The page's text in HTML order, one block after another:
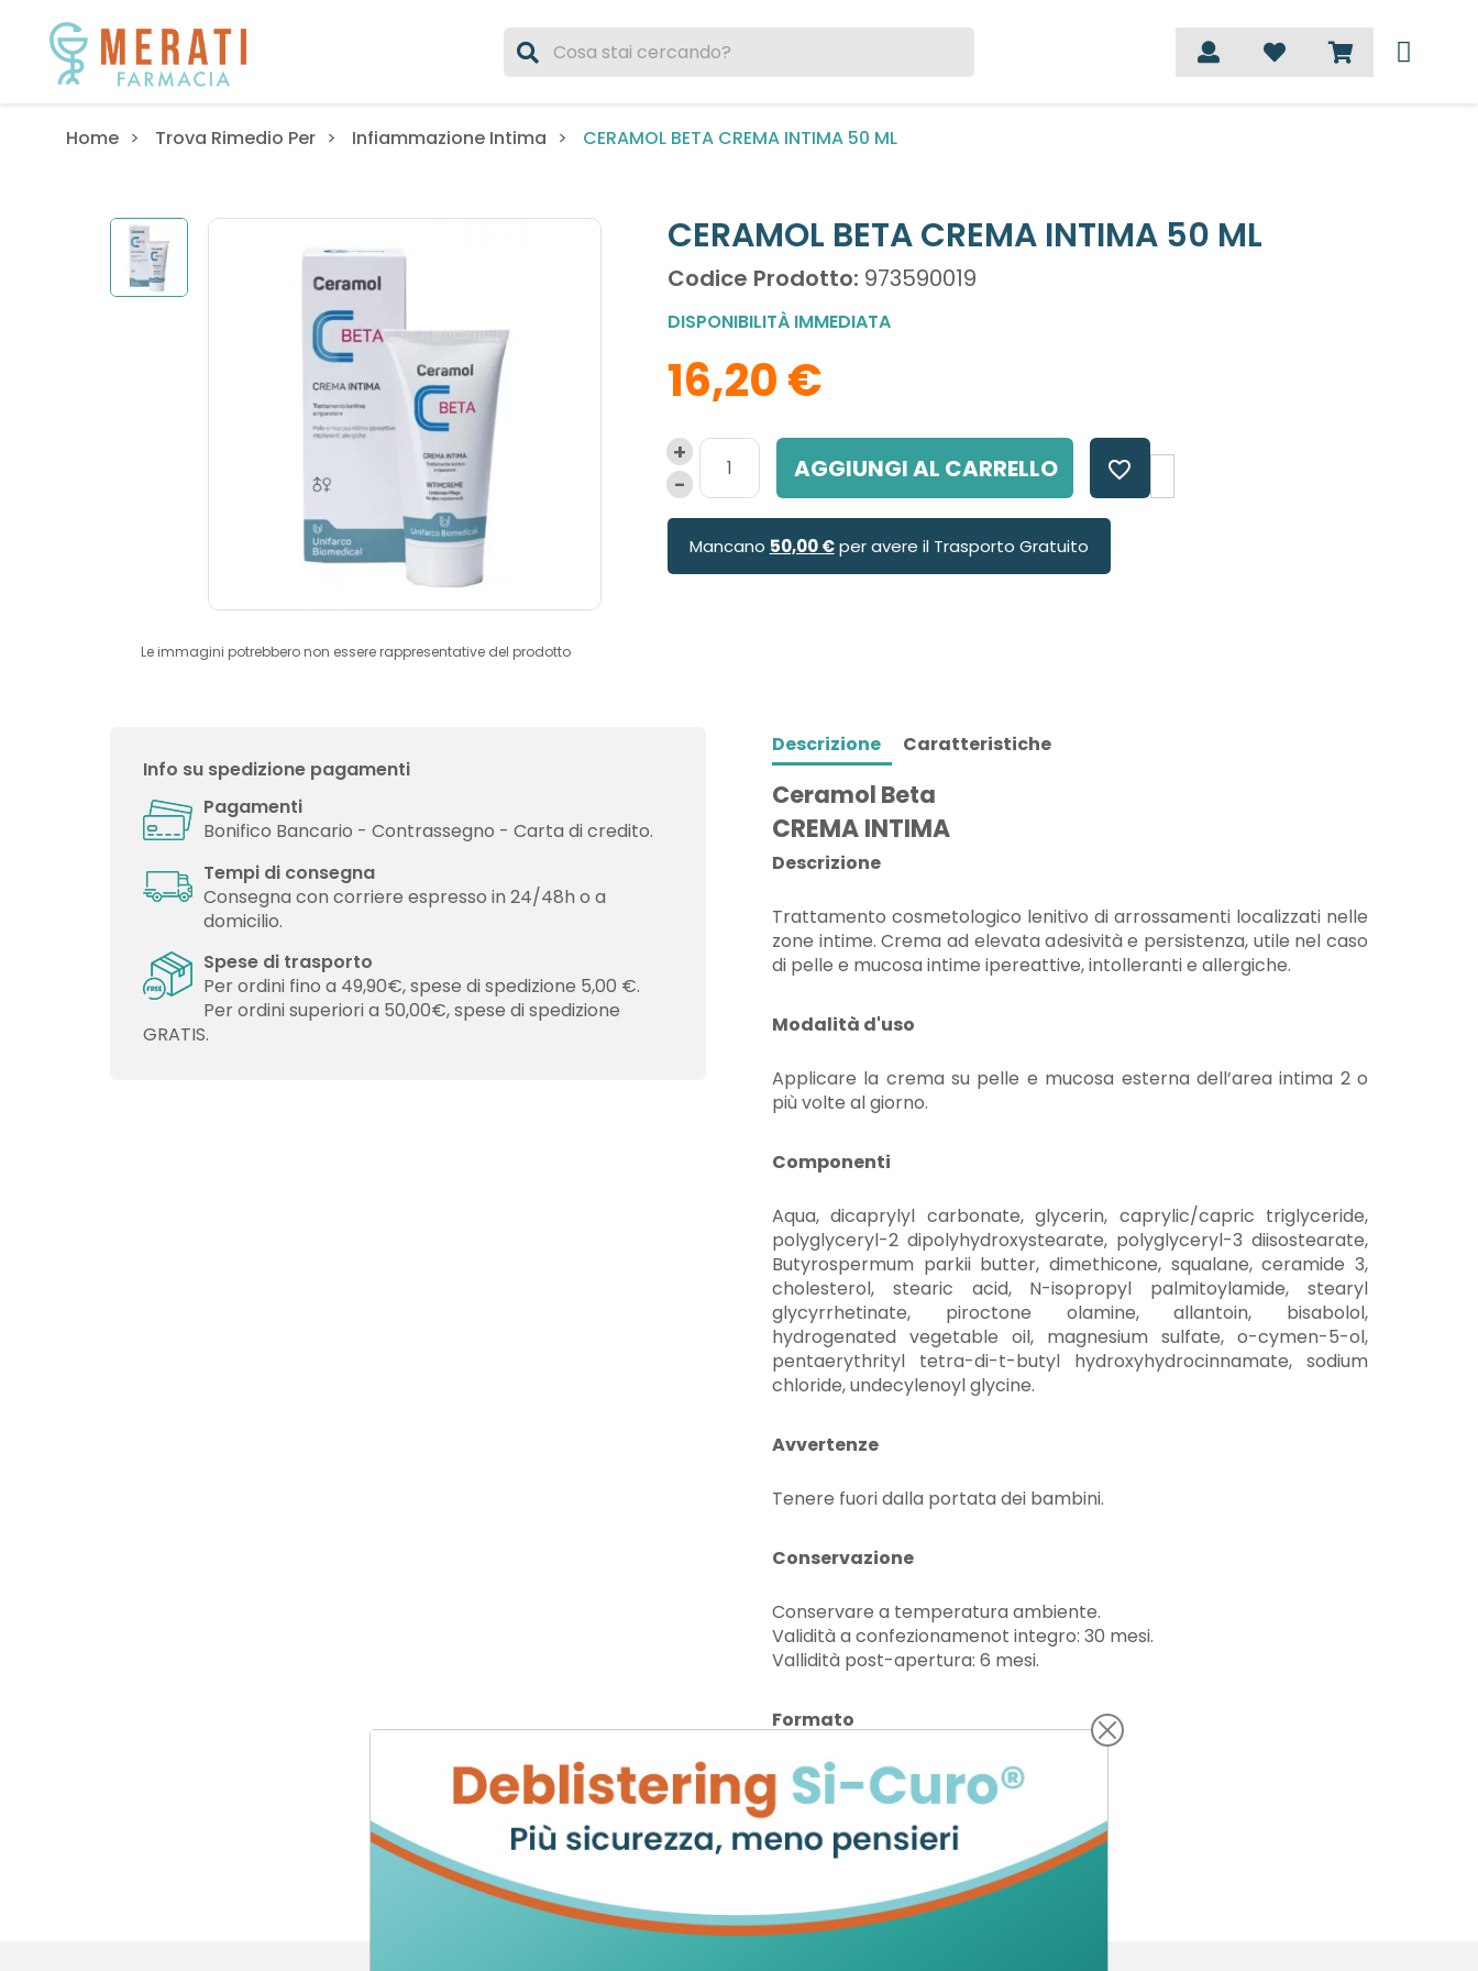
Home Trova Rimedio Per Infiammazione Intima CERAMOL BETA CREMA INTIMA 50 ML
Le immagini potrebbero non essere rappresentative del prodotto
CERAMOL BETA CREMA INTIMA 50 ML
Codice Prodotto: 973590019
DISPONIBILITÀ IMMEDIATA
16,20 €
AGGIUNGI AL CARRELLO favorite_border
Mancano 50,00 €per avere il Trasporto Gratuito
Descrizione Caratteristiche
Ceramol Beta
CREMA INTIMA
Descrizione
Trattamento cosmetologico lenitivo di arrossamenti localizzati nelle
zone intime. Crema ad elevata adesività e persistenza, utile nel caso
di pelle e mucosa intime ipereattive, intolleranti e allergiche.
Modalità d'uso
Applicare la crema su pelle e mucosa esterna dell’area intima 2 o
più volte al giorno.
Componenti
Aqua, dicaprylyl carbonate, glycerin, caprylic/capric triglyceride,
polyglyceryl-2 dipolyhydroxystearate, polyglyceryl-3 diisostearate,
Butyrospermum parkii butter, dimethicone, squalane, ceramide 3,
cholesterol, stearic acid, N-isopropyl palmitoylamide, stearyl
glycyrrhetinate, piroctone olamine, allantoin, bisabolol,
hydrogenated vegetable oil, magnesium sulfate, o-cymen-5-ol,
pentaerythrityl tetra-di-t-butyl hydroxyhydrocinnamate, sodium
chloride, undecylenoyl glycine.
Avvertenze
Tenere fuori dalla portata dei bambini.
Conservazione
Conservare a temperatura ambiente.
Validità a confezionamenot integro: 30 mesi.
Vallidità post-apertura: 6 mesi.
Formato
Tubo da 50 ml.
Cod.
FCCIBC30I
Info su spedizione pagamenti
Pagamenti
Bonifico Bancario - Contrassegno - Carta di credito.
Tempi di consegna
Consegna con corriere espresso in 24/48h o a
domicilio.
Spese di trasporto
Per ordini fino a 49,90€, spese di spedizione 5,00 €.
Per ordini superiori a 50,00€, spese di spedizione
GRATIS.